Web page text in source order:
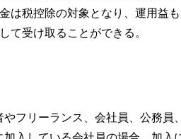
は税控除の対象となり、運用益も
て受け取ることができる。
フリーランス、会社員、公務員